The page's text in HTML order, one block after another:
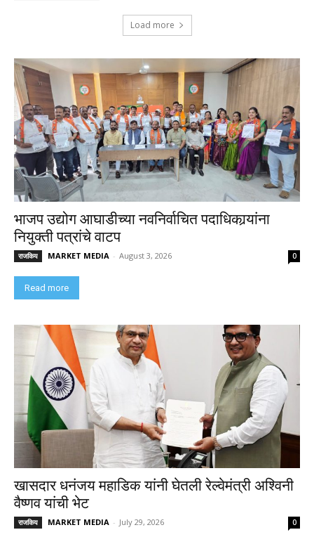
Load more
भाजप उद्योग आघाडीच्या नवनिर्वाचित पदाधिकार्‍यांना
नियुक्ती पत्रांचे वाटप
राजकिय MARKET MEDIA - August 3, 2026 0
Read more
खासदार धनंजय महाडिक यांनी घेतली रेल्वेमंत्री अश्विनी
वैष्णव यांची भेट
राजकिय MARKET MEDIA - July 29, 2026 0